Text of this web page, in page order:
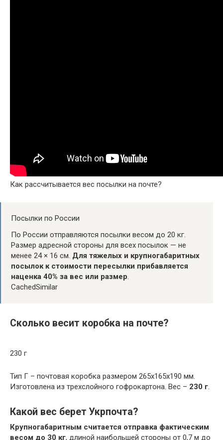
Как рассчитывается вес посылки на почте?
Посылки по России
По России отправляются посылки весом до 20 кг.
Размер адресной стороны для всех посылок — не
менее 24 × 16 см. Для тяжелых и крупногабаритных
посылок к стоимости пересылки прибавляется
наценка 40% за вес или размер.
CachedSimilar
Сколько весит коробка на почте?
230 г
Тип Г – почтовая коробка размером 265x165x190 мм.
Изготовлена из трехслойного гофрокартона. Вес – 230 г.
Какой вес берет Укрпочта?
Крупногабаритным считается отправка фактическим
весом до 30 кг, длиной наибольшей стороны от 0,7 м до